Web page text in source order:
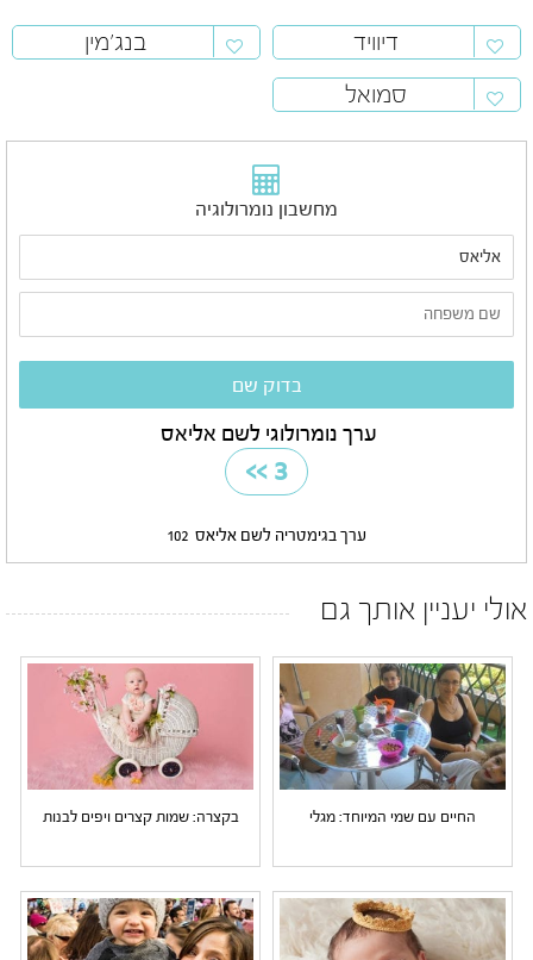
דיוויד
בנג'מין
סמואל
מחשבון נומרולוגיה
ערך נומרולוגי לשם אליאס
3
>>
ערך בגימטריה לשם אליאס 102
אולי יעניין אותך גם
החיים עם שמי המיוחד: מגלי בקצרה: שמות קצרים ויפים לבנות